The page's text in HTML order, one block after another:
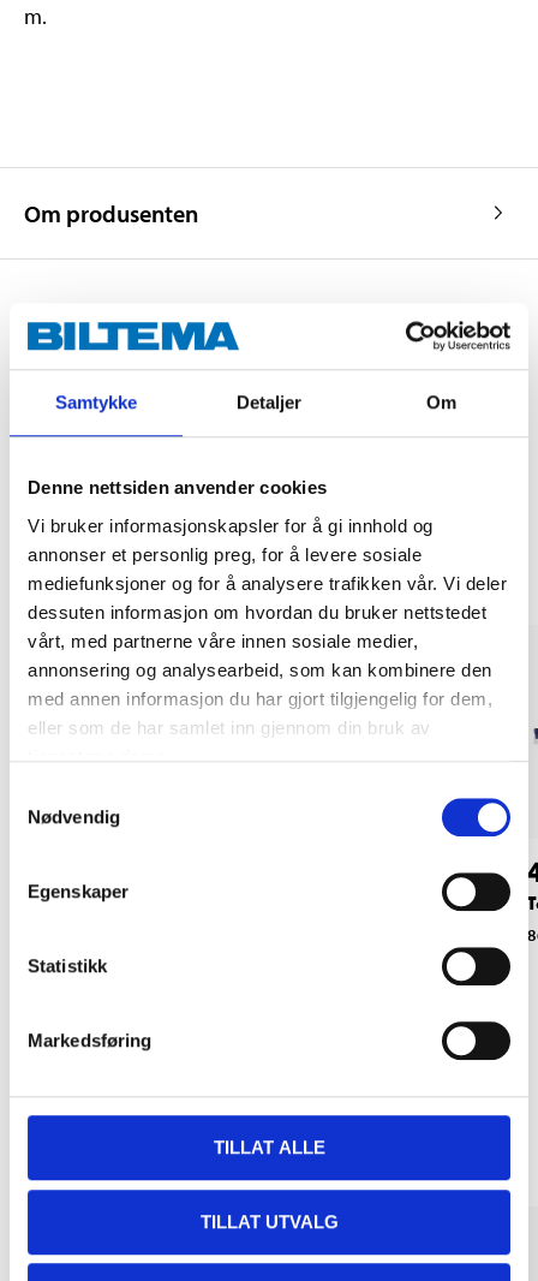
Samtykke Detaljer Om
Denne nettsiden anvender cookies
Vi bruker informasjonskapsler for å gi innhold og
annonser et personlig preg, for å levere sosiale
mediefunksjoner og for å analysere trafikken vår. Vi deler
dessuten informasjon om hvordan du bruker nettstedet
vårt, med partnerne våre innen sosiale medier,
annonsering og analysearbeid, som kan kombinere den
med annen informasjon du har gjort tilgjengelig for dem,
eller som de har samlet inn gjennom din bruk av
Nødvendig
Egenskaper
Statistikk
Markedsføring
TILLAT ALLE
TILLAT UTVALG
m.
Om produsenten
Kjøp & Hent
Kjøp & Hent i ditt varehus.
Andre kunder har også kjøpt
Tapetlinjal, 1600 mm Tapetbørste, 260 mm
Relaterte produkter